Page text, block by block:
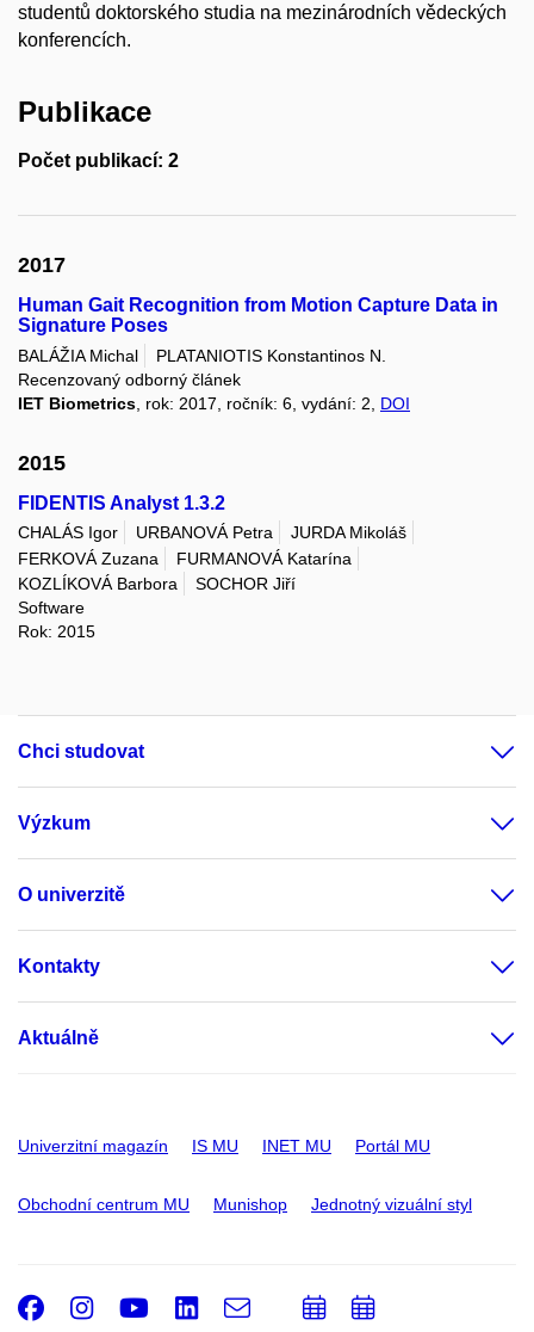
studentů doktorského studia na mezinárodních vědeckých
konferencích.
Publikace
Počet publikací: 2
2017
Human Gait Recognition from Motion Capture Data in
Signature Poses
BALÁŽIA Michal
PLATANIOTIS Konstantinos N.
Recenzovaný odborný článek
IET Biometrics , rok: 2017, ročník: 6, vydání: 2, DOI
2015
FIDENTIS Analyst 1.3.2
CHALÁS Igor URBANOVÁ Petra
JURDA Mikoláš
FERKOVÁ Zuzana
FURMANOVÁ Katarína
KOZLÍKOVÁ Barbora
SOCHOR Jiří
Software
Rok: 2015
Chci studovat
Výzkum
O univerzitě
Kontakty
Aktuálně
Univerzitní magazín IS MU INET MU Portál MU
Obchodní centrum MU Munishop Jednotný vizuální styl
Facebook
Instagram
Youtube
LinkedIn
e-
PřidatPřidat